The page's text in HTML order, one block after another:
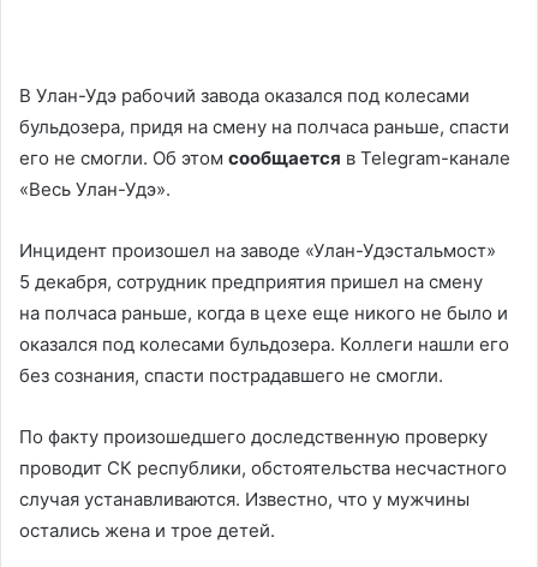
В Улан-Удэ рабочий завода оказался под колесами
бульдозера, придя на смену на полчаса раньше, спасти
его не смогли. Об этом сообщается в Telegram-канале
«Весь Улан-Удэ».
Инцидент произошел на заводе «Улан-Удэстальмост»
5 декабря, сотрудник предприятия пришел на смену
на полчаса раньше, когда в цехе еще никого не было и
оказался под колесами бульдозера. Коллеги нашли его
без сознания, спасти пострадавшего не смогли.
По факту произошедшего доследственную проверку
проводит СК республики, обстоятельства несчастного
случая устанавливаются. Известно, что у мужчины
остались жена и трое детей.